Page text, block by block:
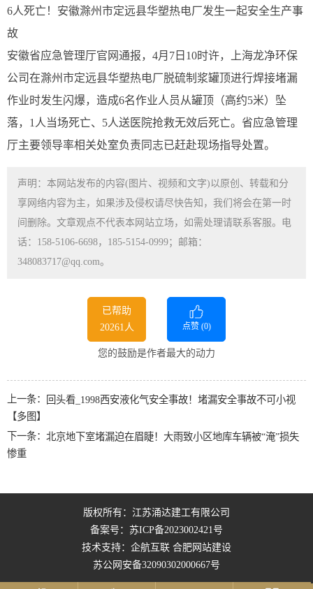
6人死亡！安徽滁州市定远县华塑热电厂发生一起安全生产事
故
安徽省应急管理厅官网通报，4月7日10时许，上海龙净环保
公司在滁州市定远县华塑热电厂脱硫制浆罐顶进行焊接堵漏
作业时发生闪爆，造成6名作业人员从罐顶（高约5米）坠
落，1人当场死亡、5人送医院抢救无效后死亡。省应急管理
厅主要领导率相关处室负责同志已赶赴现场指导处置。
声明：本网站发布的内容(图片、视频和文字)以原创、转载和分
享网络内容为主，如果涉及侵权请尽快告知，我们将会在第一时
间删除。文章观点不代表本网站立场，如需处理请联系客服。电
话：158-5106-6698，185-5154-0999；邮箱：
348083717@qq.com。
已帮助
20261人
点赞 (0)
您的鼓励是作者最大的动力
上一条：
回头看_1998西安液化气安全事故！堵漏安全事故不可小视
【多图】
下一条： 北京地下室堵漏迫在眉睫！大雨致小区地库车辆被“淹”损失
惨重
版权所有：江苏涌达建工有限公司
备案号： 苏ICP备2023002421号
技术支持：企航互联 合肥网站建设
苏公网安备32090302000667号